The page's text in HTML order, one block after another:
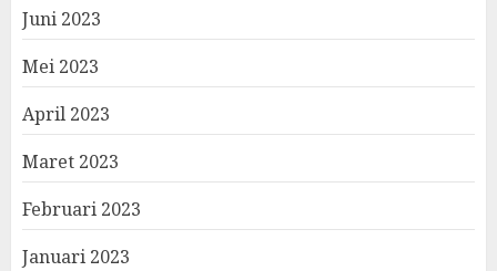
Juni 2023
Mei 2023
April 2023
Maret 2023
Februari 2023
Januari 2023